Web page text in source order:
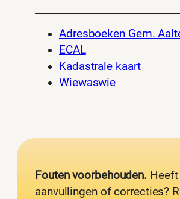
Adresboeken Gem.
ECAL
Kadastrale kaart
Wiewaswie
Fouten voorbehouden. Heeft
aanvullingen of correcties?